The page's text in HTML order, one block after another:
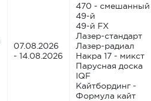
07.08.2026
- 14.08.2026
470 - смешанный
49-й
49-й FX
Лазер-стандарт
Лазер-радиал
Накра 17 - микст
Парусная доска
IQF
Кайтбординг -
Формула кайт